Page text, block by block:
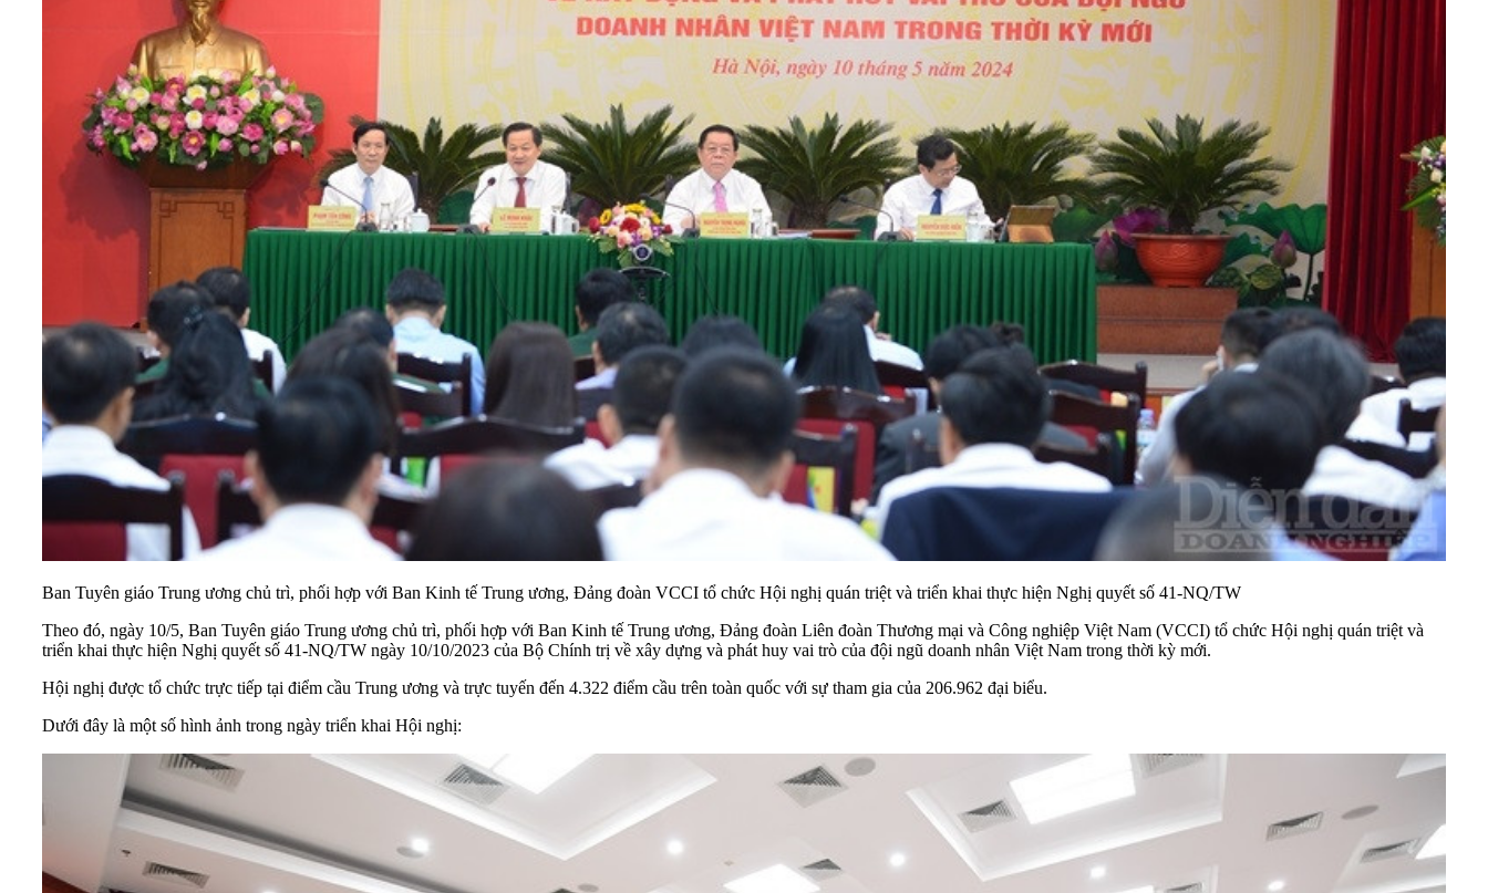
Ban Tuyên giáo Trung ương chủ trì, phối hợp với Ban Kinh tế Trung ương, Đảng đoàn VCCI tổ chức Hội nghị quán triệt và triển khai thực hiện Nghị quyết số 41-NQ/TW
Theo đó, ngày 10/5, Ban Tuyên giáo Trung ương chủ trì, phối hợp với Ban Kinh tế Trung ương, Đảng đoàn Liên đoàn Thương mại và Công nghiệp Việt Nam (VCCI) tổ chức Hội nghị quán triệt và
triển khai thực hiện Nghị quyết số 41-NQ/TW ngày 10/10/2023 của Bộ Chính trị về xây dựng và phát huy vai trò của đội ngũ doanh nhân Việt Nam trong thời kỳ mới.
Hội nghị được tổ chức trực tiếp tại điểm cầu Trung ương và trực tuyến đến 4.322 điểm cầu trên toàn quốc với sự tham gia của 206.962 đại biểu.
Dưới đây là một số hình ảnh trong ngày triển khai Hội nghị: